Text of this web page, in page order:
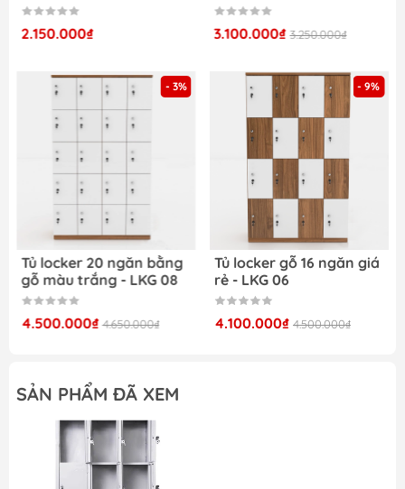
Nhiều sản phẩm mới, chất lượng được cập
nhật thường xuyên
của khách
Nội thất Dương Đông – Nội Thất Giá Rẻ
Tại
đây, chúng tôi cung cấp nhiều sản phẩm nội
thất cho gia đình và văn phòng như:
Bàn ghế học sinh
Tủ taì liệu sắt
Tủ locker gỗ
Giường tầng sắt
Bàn làm việc văn phòng
2.150.000₫ 3.100.000₫ 3.250.000₫
- 3%
Tủ locker 20 ngăn bằng
gỗ màu trắng - LKG 08
4.500.000₫ 4.650.000₫
- 9%
Tủ locker gỗ 16 ngăn giá
rẻ - LKG 06
4.100.000₫ 4.500.000₫
SẢN PHẨM ĐÃ XEM